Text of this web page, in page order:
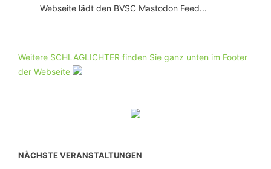
Webseite lädt den BVSC Mastodon Feed...
Weitere SCHLAGLICHTER finden Sie ganz unten im Footer
der Webseite
NÄCHSTE VERANSTALTUNGEN